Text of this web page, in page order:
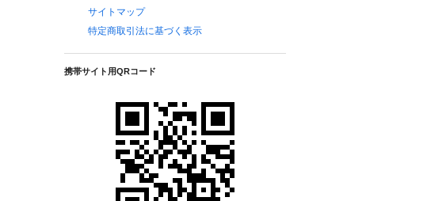
サイトマップ
特定商取引法に基づく表示
携帯サイト用QRコード